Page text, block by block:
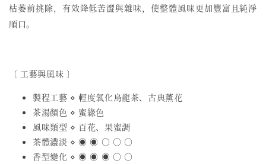
枯萎前挑除，有效降低苦澀與雜味，使整體風味更加豐富且純淨
順口。
〔 工藝與風味 〕
製程工藝 ⋄ 輕度氧化烏龍茶、古典薰花
茶湯顏色 ⋄ 蜜綠色
風味類型 ⋄ 百花、果蜜調
茶體濃淡 ⋄ ◉ ◉ ○ ○ ○
香型變化 ⋄ ◉ ◉ ◉ ○ ○